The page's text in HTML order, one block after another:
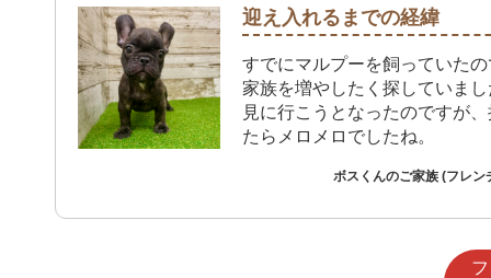
迎え入れるまでの経緯
すでにマルプーを飼っていた
家族を増やしたく探していま
見に行こうとなったのですが
たらメロメロでしたね。
ボスくんのご家族 (フレン